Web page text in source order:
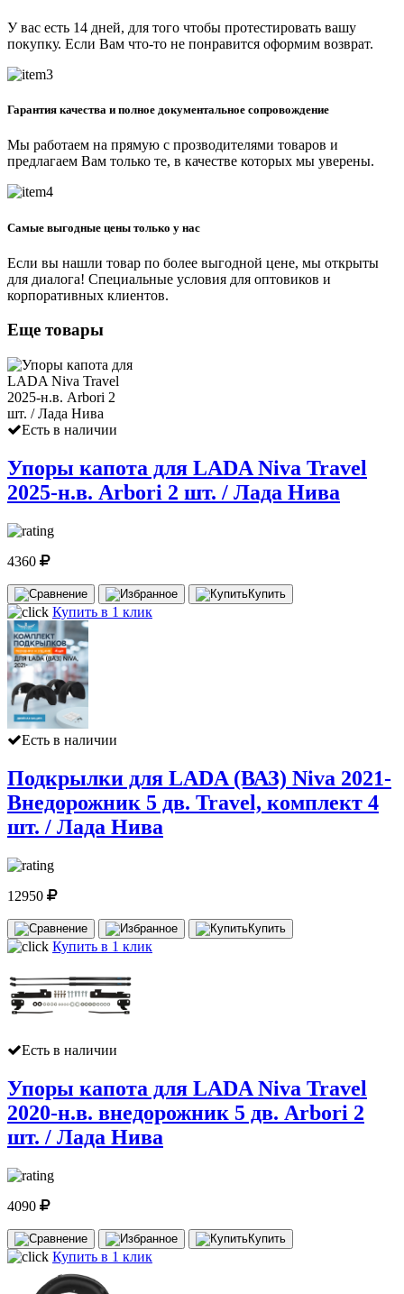
У вас есть 14 дней, для того чтобы протестировать вашу
покупку. Если Вам что-то не понравится оформим возврат.
Гарантия качества и полное документальное сопровождение
Мы работаем на прямую с прозводителями товаров и
предлагаем Вам только те, в качестве которых мы уверены.
Самые выгодные цены только у нас
Если вы нашли товар по более выгодной цене, мы открыты
для диалога! Специальные условия для оптовиков и
корпоративных клиентов.
Еще товары
Есть в наличии
Упоры капота для LADA Niva Travel
2025-н.в. Arbori 2 шт. / Лада Нива
4360
Купить
Купить в 1 клик
Есть в наличии
Подкрылки для LADA (ВАЗ) Niva 2021-
Внедорожник 5 дв. Travel, комплект 4
шт. / Лада Нива
12950
Купить
Купить в 1 клик
Есть в наличии
Упоры капота для LADA Niva Travel
2020-н.в. внедорожник 5 дв. Arbori 2
шт. / Лада Нива
4090
Купить
Купить в 1 клик